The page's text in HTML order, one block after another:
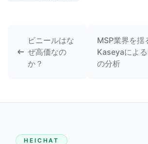
ビニールはな
ぜ高価なの
か？
MSP業界を揺
Kaseyaによ
の分析
HEICHAT